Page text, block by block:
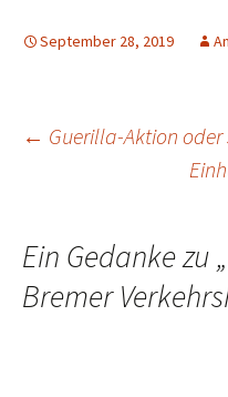
September 28, 2019
← Guerilla-Aktion
Ein Gedanke zu „
Bremer